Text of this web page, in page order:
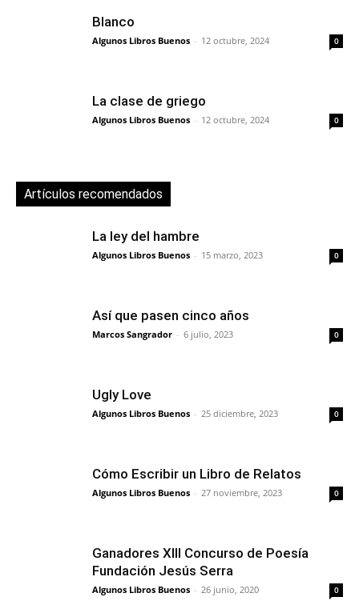
Blanco
Algunos Libros Buenos - 12 octubre, 2024 0
La clase de griego
Algunos Libros Buenos - 12 octubre, 2024 0
Artículos recomendados
La ley del hambre
Algunos Libros Buenos - 15 marzo, 2023 0
Así que pasen cinco años
Marcos Sangrador - 6 julio, 2023 0
Ugly Love
Algunos Libros Buenos - 25 diciembre, 2023 0
Cómo Escribir un Libro de Relatos
Algunos Libros Buenos - 27 noviembre, 2023 0
Ganadores XIII Concurso de Poesía
Fundación Jesús Serra
Algunos Libros Buenos - 26 junio, 2020 0